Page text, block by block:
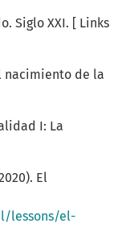
Siglo XXI. [ Links
nacimiento de la
I: La
El
lessons/el-